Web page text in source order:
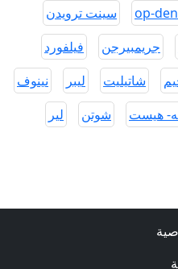
سينت ترويدن
جريمبيرجن
فيلفورد
شاتيليت ليبر
نينوف
هيست شوتن
لير